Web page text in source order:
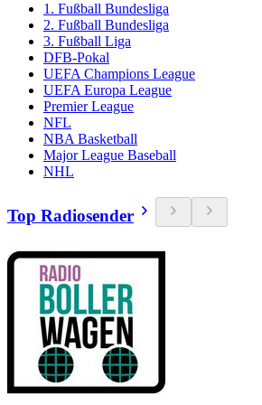
1. Fußball Bundesliga
2. Fußball Bundesliga
3. Fußball Liga
DFB-Pokal
UEFA Champions League
UEFA Europa League
Premier League
NFL
NBA Basketball
Major League Baseball
NHL
Top Radiosender